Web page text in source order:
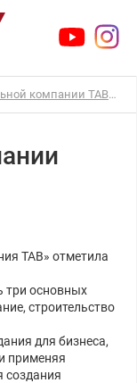
компании ТАВ» — 14 лет!
ТАВ» отметила
три основных
строительство
для бизнеса,
применяя
создания